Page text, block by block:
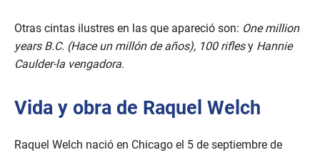
Otras cintas ilustres en las que apareció son: One million
years B.C. (Hace un millón de años), 100 riflesy Hannie
Caulder-la vengadora.
Vida y obra de Raquel Welch
Raquel Welch nació en Chicago el 5 de septiembre de